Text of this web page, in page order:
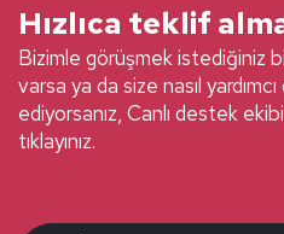
Hızlıca teklif
Bizimle görüşmek istediğiniz
varsa ya da size nasıl
ediyorsanız, Canlı destek
tıklayınız.